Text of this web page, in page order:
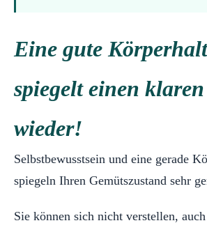
Eine gute
spiegelt einen
wieder!
Selbstbewusstsein und eine gerade
spiegeln Ihren Gemütszustand sehr
Sie können sich nicht verstellen,